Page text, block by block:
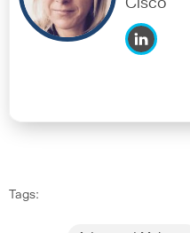
Cisco
Tags: